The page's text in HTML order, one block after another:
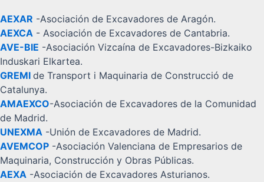
AEXAR -Asociación de Excavadores de Aragón.
AEXCA - Asociación de Excavadores de Cantabria.
AVE-BIE -Asociación Vizcaína de Excavadores-Bizkaiko
Induskari Elkartea.
GREMI de Transport i Maquinaria de Construcció de
Catalunya.
AMAEXCO-Asociación de Excavadores de la Comunidad
de Madrid.
UNEXMA -Unión de Excavadores de Madrid.
AVEMCOP -Asociación Valenciana de Empresarios de
Maquinaria, Construcción y Obras Públicas.
AEXA -Asociación de Excavadores Asturianos.